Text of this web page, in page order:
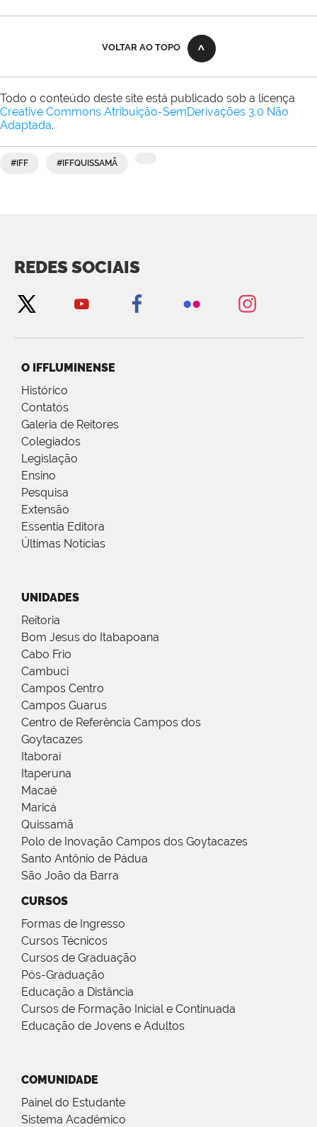
VOLTAR AO TOPO
Todo o conteúdo deste site está publicado sob a licença
Creative Commons Atribuição-SemDerivações 3.0 Não
Adaptada.
#IFF #IFFQUISSAMÃ
REDES SOCIAIS
O IFFLUMINENSE
Histórico
Contatos
Galeria de Reitores
Colegiados
Legislação
Ensino
Pesquisa
Extensão
Essentia Editora
Últimas Notícias
UNIDADES
Reitoria
Bom Jesus do Itabapoana
Cabo Frio
Cambuci
Campos Centro
Campos Guarus
Centro de Referência Campos dos
Goytacazes
Itaboraí
Itaperuna
Macaé
Maricá
Quissamã
Polo de Inovação Campos dos Goytacazes
Santo Antônio de Pádua
São João da Barra
CURSOS
Formas de Ingresso
Cursos Técnicos
Cursos de Graduação
Pós-Graduação
Educação a Distância
Cursos de Formação Inicial e Continuada
Educação de Jovens e Adultos
COMUNIDADE
Painel do Estudante
Sistema Acadêmico